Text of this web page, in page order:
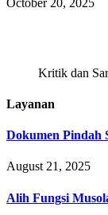
Kritik dan
Layanan
Dokumen Pindah
August 21, 2025
Alih Fungsi